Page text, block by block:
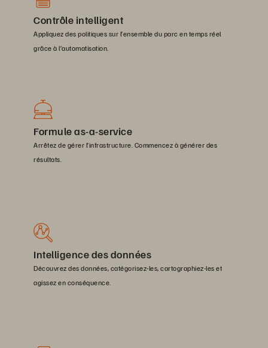
Contrôle intelligent
Appliquez des politiques sur l’ensemble du parc en temps réel
grâce à l’automatisation.
Formule as-a-service
Arrêtez de gérer l’infrastructure. Commencez à générer des
résultats.
Intelligence des données
Découvrez des données, catégorisez-les, cartographiez-les et
agissez en conséquence.